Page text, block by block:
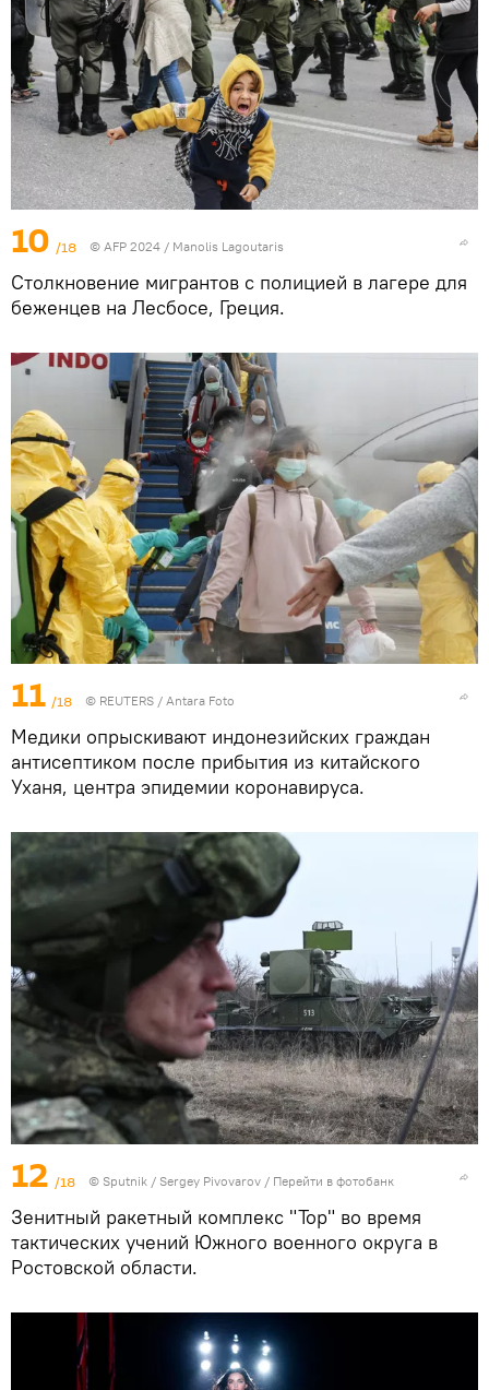
10 /18 © AFP 2024 / Manolis Lagoutaris
Столкновение мигрантов с полицией в лагере для
беженцев на Лесбосе, Греция.
11 /18 © REUTERS / Antara Foto
Медики опрыскивают индонезийских граждан
антисептиком после прибытия из китайского
Уханя, центра эпидемии коронавируса.
12 /18 © Sputnik / Sergey Pivovarov / Перейти в фотобанк
Зенитный ракетный комплекс "Тор" во время
тактических учений Южного военного округа в
Ростовской области.